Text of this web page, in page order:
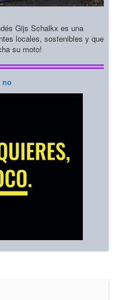
Gijs Schalkx es una
locales, sostenibles y que
su moto!
no